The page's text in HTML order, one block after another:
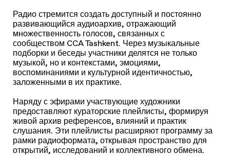
Радио стремится создать доступный и постоянно
развивающийся аудиоархив, отражающий
множественность голосов, связанных с
сообществом CCA Tashkent. Через музыкальные
подборки и беседы участники делятся не только
музыкой, но и контекстами, эмоциями,
воспоминаниями и культурной идентичностью,
заложенными в их практике.
Наряду с эфирами участвующие художники
предоставляют кураторские плейлисты, формируя
живой архив референсов, влияний и практик
слушания. Эти плейлисты расширяют программу за
рамки радиоформата, открывая пространство для
открытий, исследований и коллективного обмена.